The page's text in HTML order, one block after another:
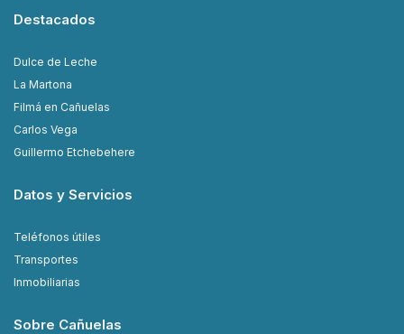
Destacados
Dulce de Leche
La Martona
Filmá en Cañuelas
Carlos Vega
Guillermo Etchebehere
Datos y Servicios
Teléfonos útiles
Transportes
Inmobiliarias
Sobre Cañuelas